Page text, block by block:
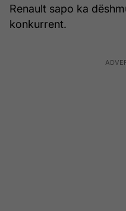
Renault sapo ka
konkurrent.